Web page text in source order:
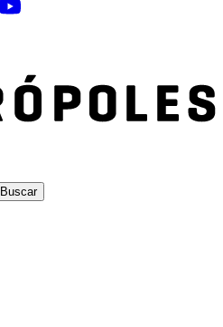
Buscar